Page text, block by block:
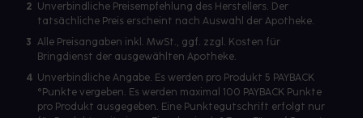
2 Unverbindliche Preisempfehlung des Herstellers. Der
tatsächliche Preis erscheint nach Auswahl der Apotheke.
3 Alle Preisangaben inkl. MwSt., ggf. zzgl. Kosten für
Bringdienst der ausgewählten Apotheke.
4 Unverbindliche Angabe. Es werden pro Produkt 5 PAYBACK
°Punkte vergeben. Es werden maximal 100 PAYBACK Punkte
pro Produkt ausgegeben. Eine Punktegutschrift erfolgt nur